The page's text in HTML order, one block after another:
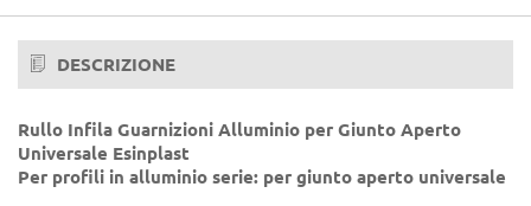
DESCRIZIONE
Rullo Infila Guarnizioni Alluminio per Giunto Aperto
Universale Esinplast
Per profili in alluminio serie: per giunto aperto universale